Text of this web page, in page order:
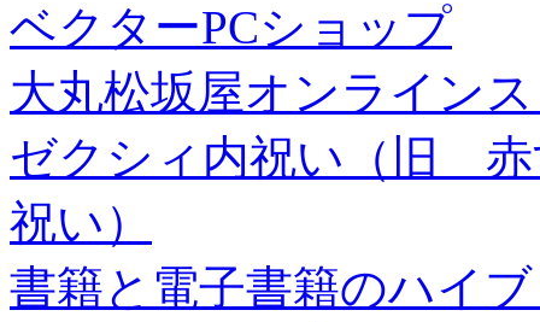
ベクターPCショップ
大丸松坂屋オンライン
ゼクシィ内祝い（旧 赤
祝い）
書籍と電子書籍のハイ